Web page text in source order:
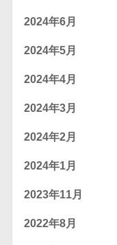
2024年6月
2024年5月
2024年4月
2024年3月
2024年2月
2024年1月
2023年11月
2022年8月